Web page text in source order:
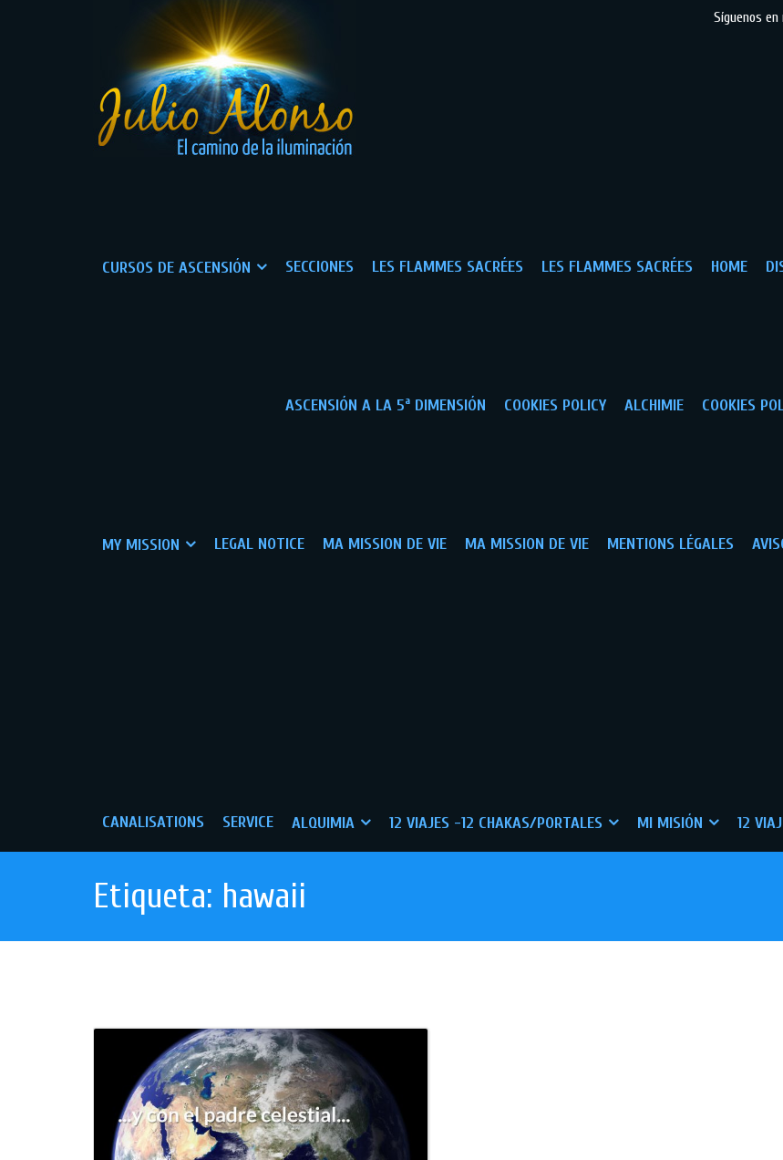
Síguenos
CURSOS DE ASCENSIÓN SECCIONES LES FLAMMES SACRÉES LES FLAMMES SACRÉES HOME
ASCENSIÓN A LA 5ª DIMENSIÓN COOKIES POLICY ALCHIMIE COOKIES
MY MISSION LEGAL NOTICE MA MISSION DE VIE MA MISSION DE VIE MENTIONS LÉGALES
CANALISATIONS SERVICE ALQUIMIA 12 VIAJES -12 CHAKAS/PORTALES MI MISIÓN 12
Etiqueta: hawaii